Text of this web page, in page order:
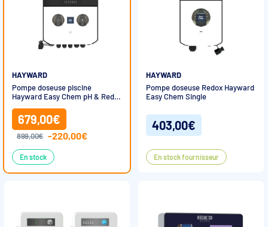
HAYWARD
Pompe doseuse piscine
Hayward Easy Chem pH & Redox
679,00€
899,00€ -220,00€
En stock
HAYWARD
Pompe doseuse Redox Hayward
Easy Chem Single
403,00€
En stock fournisseur